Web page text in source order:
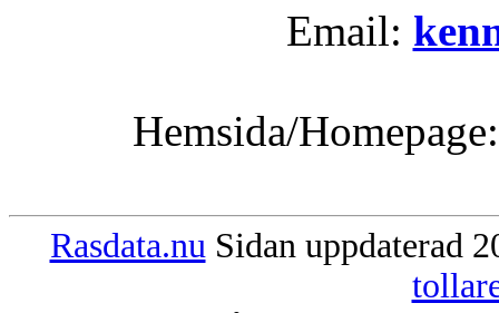
Email:
Hemsida/
Rasdata.nu Sidan uppdaterad